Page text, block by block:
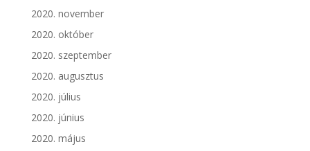
2020. november
2020. október
2020. szeptember
2020. augusztus
2020. július
2020. június
2020. május